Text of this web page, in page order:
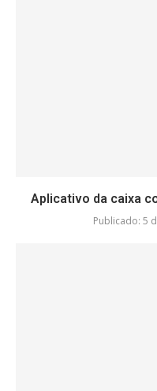
Aplicativo da caixa
Publicado: 5